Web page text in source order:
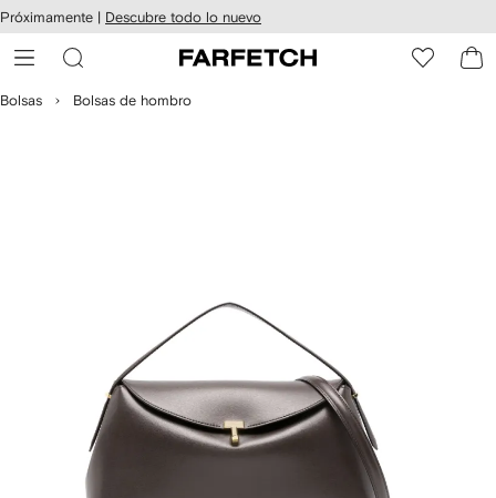
al
Próximamente | Descubre todo lo nuevo
Bolsas Bolsas de hombro